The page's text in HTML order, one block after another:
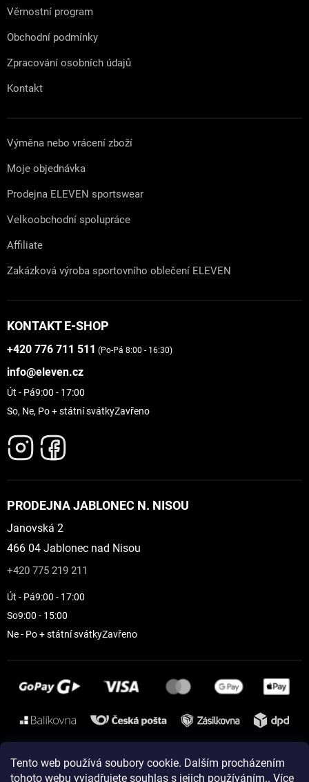
Tento web používá soubory cookie. Dalším procházením
tohoto webu vyjadřujete souhlas s jejich používáním.. Více
Věrnostní program
Obchodní podmínky
Zpracování osobních údajů
Kontakt
Výměna nebo vrácení zboží
Moje objednávka
Prodejna ELEVEN sportswear
Velkoobchodní spolupráce
Affiliate
Zakázková výroba sportovního oblečení ELEVEN
KONTAKT E-SHOP
+420 776 711 511 (Po-Pá 8:00 - 16:30)
info@eleven.cz
Út - Pá9:00 - 17:00
So, Ne, Po + státní svátkyZavřeno
PRODEJNA JABLONEC N. NISOU
Janovská 2
466 04 Jablonec nad Nisou
+420 775 219 211
Út - Pá9:00 - 17:00
So9:00 - 15:00
Ne - Po + státní svátkyZavřeno
Instagram